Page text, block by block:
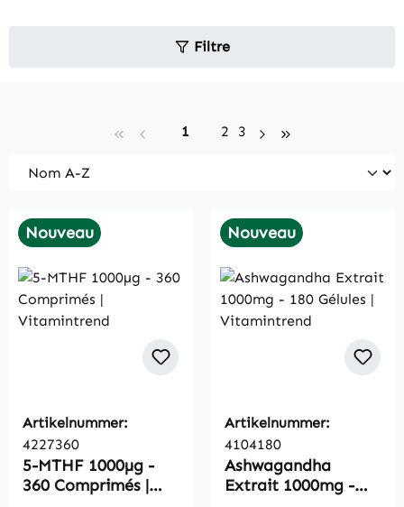
Filtre
Seite
1 Seite
2 Seite
3
Nouveau
Artikelnummer:
4227360
5-MTHF 1000µg -
360 Comprimés |
Nouveau
Artikelnummer:
4104180
Ashwagandha
Extrait 1000mg -